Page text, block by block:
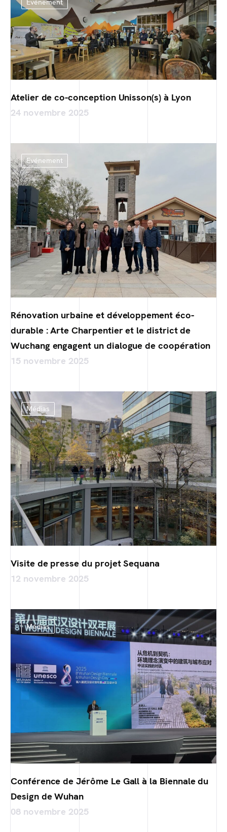
Evénement
Atelier de co-conception Unisson(s) à Lyon
24 novembre 2025
Evénement
Rénovation urbaine et développement éco-
durable : Arte Charpentier et le district de
Wuchang engagent un dialogue de coopération
15 novembre 2025
Médias
Visite de presse du projet Sequana
12 novembre 2025
Médias
Conférence de Jérôme Le Gall à la Biennale du
Design de Wuhan
08 novembre 2025